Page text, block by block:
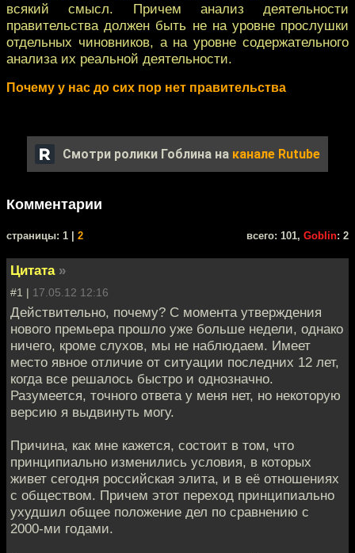
всякий смысл. Причем анализ деятельности
правительства должен быть не на уровне прослушки
отдельных чиновников, а на уровне содержательного
анализа их реальной деятельности.
Почему у нас до сих пор нет правительства
Смотри ролики Гоблина на канале Rutube
Комментарии
cтраницы: 1 | 2 всего: 101, Goblin: 2
Цитата »
#1 | 17.05.12 12:16
Действительно, почему? С момента утверждения
нового премьера прошло уже больше недели, однако
ничего, кроме слухов, мы не наблюдаем. Имеет
место явное отличие от ситуации последних 12 лет,
когда все решалось быстро и однозначно.
Разумеется, точного ответа у меня нет, но некоторую
версию я выдвинуть могу.
Причина, как мне кажется, состоит в том, что
принципиально изменились условия, в которых
живет сегодня российская элита, и в её отношениях
с обществом. Причем этот переход принципиально
ухудшил общее положение дел по сравнению с
2000-ми годами.